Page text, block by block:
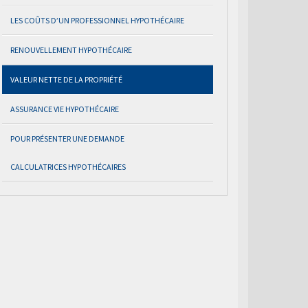
LES COÛTS D’UN PROFESSIONNEL HYPOTHÉCAIRE
RENOUVELLEMENT HYPOTHÉCAIRE
VALEUR NETTE DE LA PROPRIÉTÉ
ASSURANCE VIE HYPOTHÉCAIRE
POUR PRÉSENTER UNE DEMANDE
CALCULATRICES HYPOTHÉCAIRES